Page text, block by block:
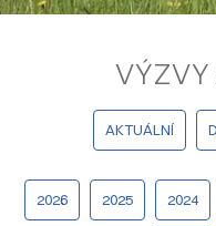
VÝZVY
AKTUÁLNÍ
2026 2025 2024